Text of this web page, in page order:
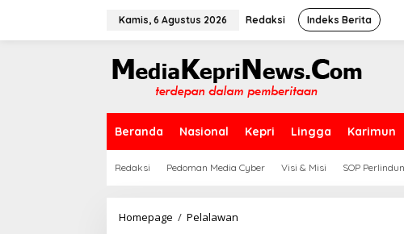
Kamis, 6 Agustus 2026 Redaksi Indeks Berita
Beranda Nasional Kepri Lingga Karimun
Redaksi Pedoman Media Cyber Visi & Misi SOP
Homepage / Pelalawan